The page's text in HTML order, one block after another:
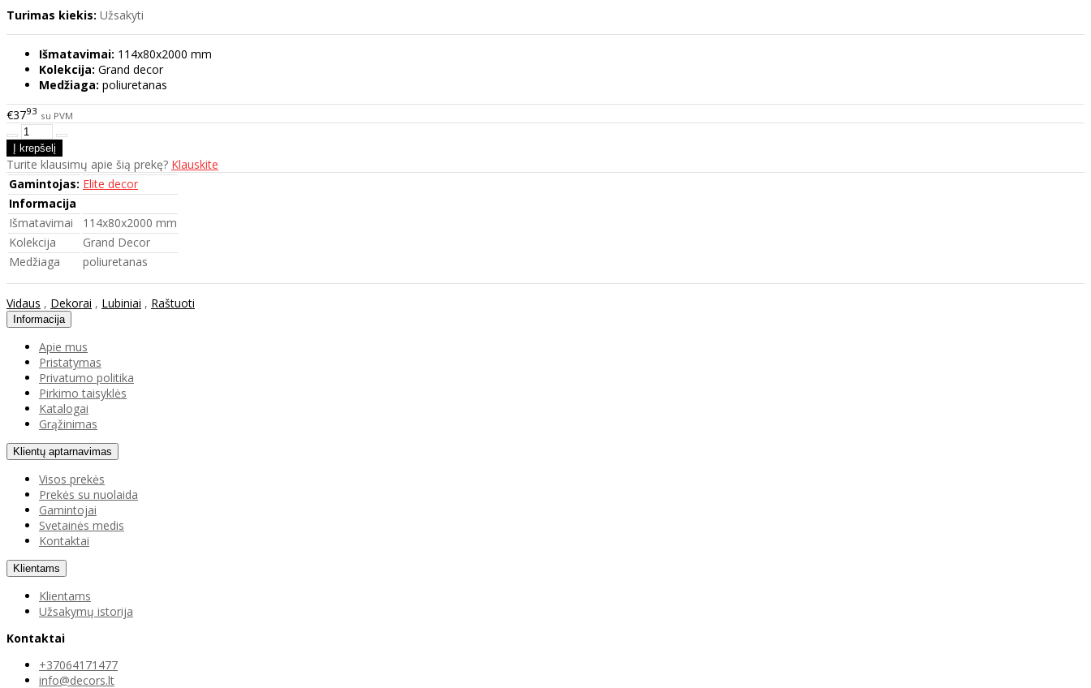
Turimas kiekis: Užsakyti
Išmatavimai: 114x80x2000 mm
Kolekcija: Grand decor
Medžiaga: poliuretanas
€3793 su PVM
Turite klausimų apie šią prekę? Klauskite
Gamintojas: Elite decor
Informacija
Išmatavimai
114x80x2000 mm
Kolekcija
Grand Decor
Medžiaga
poliuretanas
Vidaus , Dekorai , Lubiniai , Raštuoti
Informacija
Apie mus
Pristatymas
Privatumo politika
Pirkimo taisyklės
Katalogai
Grąžinimas
Klientų aptarnavimas
Visos prekės
Prekės su nuolaida
Gamintojai
Svetainės medis
Kontaktai
Klientams
Klientams
Užsakymų istorija
Kontaktai
+37064171477
info@decors.lt